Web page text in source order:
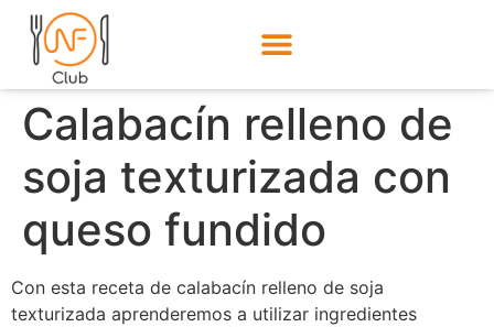
Calabacín relleno de
soja texturizada con
queso fundido
Con esta receta de calabacín relleno de soja
texturizada aprenderemos a utilizar ingredientes